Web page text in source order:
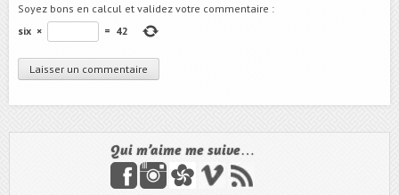
Soyez bons en calcul et validez votre commentaire :
six × = 42
Qui m’aime me suive…